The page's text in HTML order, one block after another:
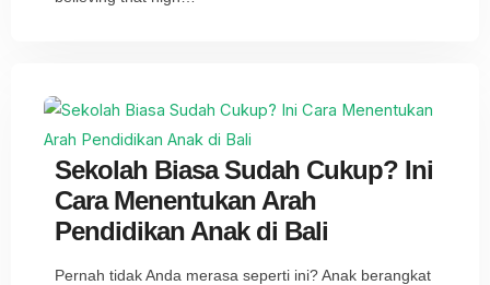
Sekolah Biasa Sudah Cukup? Ini
Cara Menentukan Arah
Pendidikan Anak di Bali
Pernah tidak Anda merasa seperti ini? Anak berangkat